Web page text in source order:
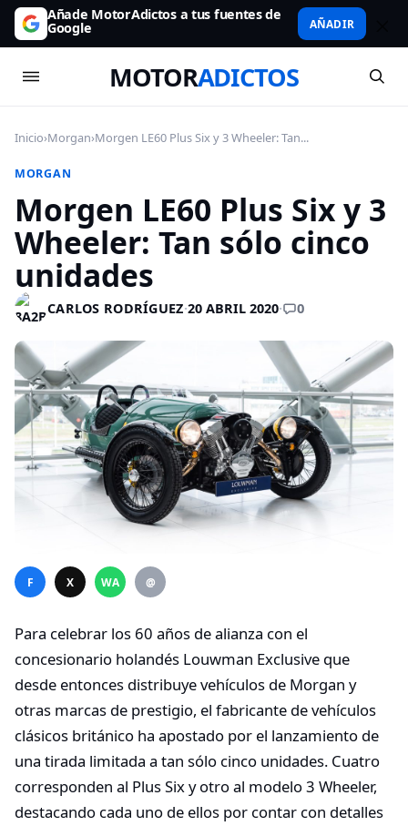
Añade MotorAdictos a tus fuentes de
Google AÑADIR
MOTORADICTOS
Inicio›Morgan›Morgen LE60 Plus Six y 3 Wheeler: Tan...
MORGAN
Morgen LE60 Plus Six y 3
Wheeler: Tan sólo cinco
unidades
CARLOS RODRÍGUEZ·20 ABRIL 2020· 0
F X WA @
Para celebrar los 60 años de alianza con el
concesionario holandés Louwman Exclusive que
desde entonces distribuye vehículos de Morgan y
otras marcas de prestigio, el fabricante de vehículos
clásicos británico ha apostado por el lanzamiento de
una tirada limitada a tan sólo cinco unidades. Cuatro
corresponden al Plus Six y otro al modelo 3 Wheeler,
destacando cada uno de ellos por contar con detalles